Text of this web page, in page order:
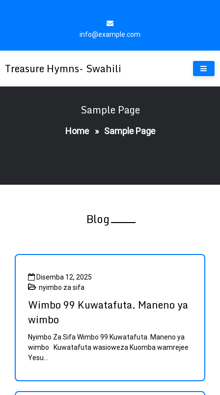
info@example.com
Treasure Hymns- Swahili
Sample Page
Home» Sample Page
Blog
Sample
Page
Wimbo 99 Kuwatafuta. Maneno ya
wimbo
Disemba 12, 2025
nyimbo za sifa
Nyimbo Za Sifa Wimbo 99 Kuwatafuta. Maneno ya
wimbo Kuwatafuta wasioweza Kuomba wamrejee
Yesu...